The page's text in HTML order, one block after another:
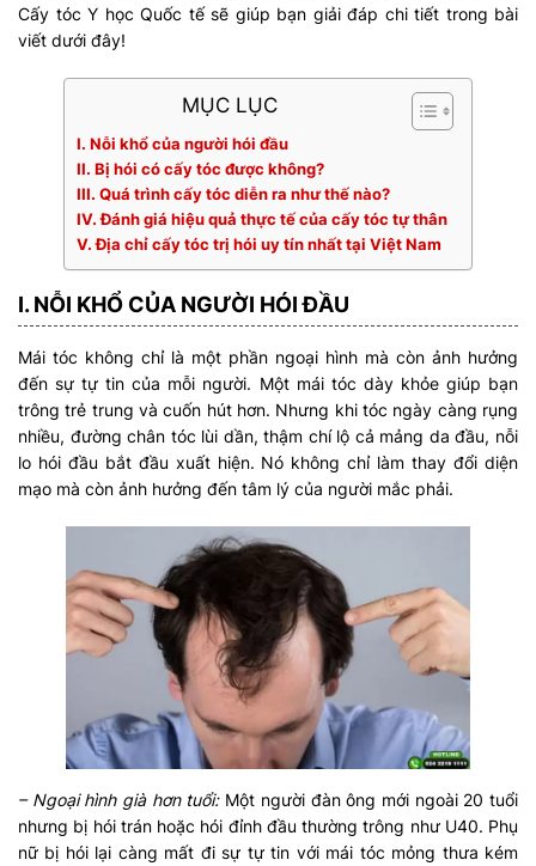
Cấy tóc Y học Quốc tế sẽ giúp bạn giải đáp chi tiết trong bài
viết dưới đây!
MỤC LỤC
I. Nỗi khổ của người hói đầu
II. Bị hói có cấy tóc được không?
III. Quá trình cấy tóc diễn ra như thế nào?
IV. Đánh giá hiệu quả thực tế của cấy tóc tự thân
V. Địa chỉ cấy tóc trị hói uy tín nhất tại Việt Nam
I. NỖI KHỔ CỦA NGƯỜI HÓI ĐẦU
Mái tóc không chỉ là một phần ngoại hình mà còn ảnh hưởng
đến sự tự tin của mỗi người. Một mái tóc dày khỏe giúp bạn
trông trẻ trung và cuốn hút hơn. Nhưng khi tóc ngày càng rụng
nhiều, đường chân tóc lùi dần, thậm chí lộ cả mảng da đầu, nỗi
lo hói đầu bắt đầu xuất hiện. Nó không chỉ làm thay đổi diện
mạo mà còn ảnh hưởng đến tâm lý của người mắc phải.
– Ngoại hình già hơn tuổi:Một người đàn ông mới ngoài 20 tuổi
nhưng bị hói trán hoặc hói đỉnh đầu thường trông như U40. Phụ
nữ bị hói lại càng mất đi sự tự tin với mái tóc mỏng thưa kém